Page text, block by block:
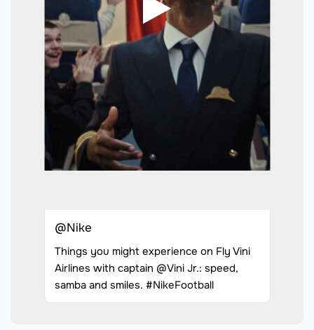
@Nike
Things you might experience on Fly Vini
Airlines with captain @Vini Jr.: speed,
samba and smiles. #NikeFootball